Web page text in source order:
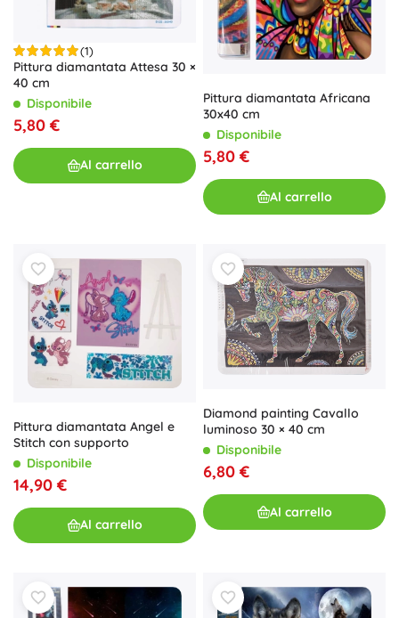
(1)
Pittura diamantata Attesa 30 ×
40 cm
Disponibile
5,80 €
Al carrello
Pittura diamantata Africana
30x40 cm
Disponibile
5,80 €
Al carrello
Pittura diamantata Angel e
Stitch con supporto
Disponibile
14,90 €
Al carrello
Diamond painting Cavallo
luminoso 30 × 40 cm
Disponibile
6,80 €
Al carrello